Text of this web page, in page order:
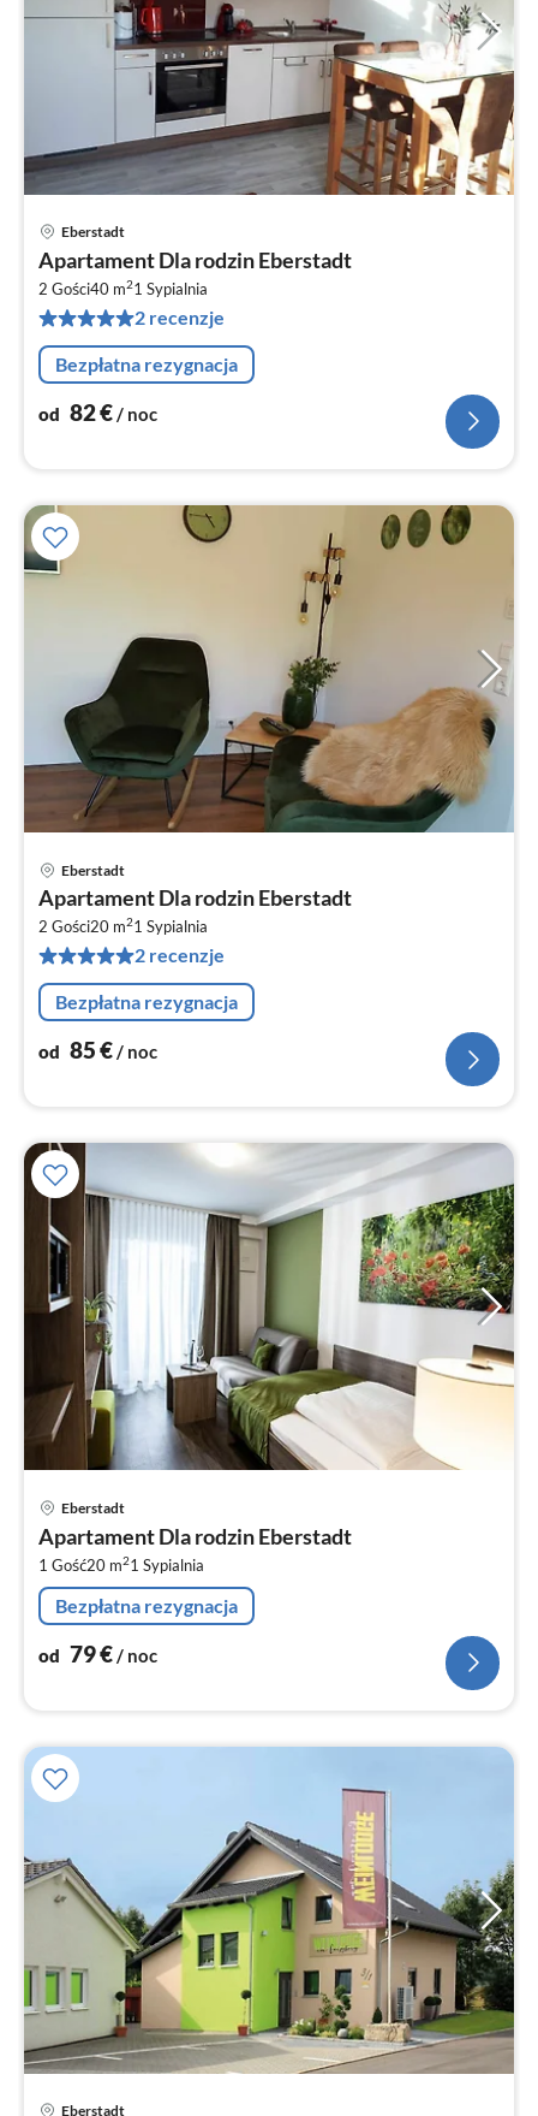
Eberstadt
Apartament Dla rodzin Eberstadt
2 Gości40 m21 Sypialnia
2 recenzje
Bezpłatna rezygnacja
od 82€/ noc
Eberstadt
Apartament Dla rodzin Eberstadt
2 Gości20 m21 Sypialnia
2 recenzje
Bezpłatna rezygnacja
od 85€/ noc
Eberstadt
Apartament Dla rodzin Eberstadt
1 Gość20 m21 Sypialnia
Bezpłatna rezygnacja
od 79€/ noc
Eberstadt